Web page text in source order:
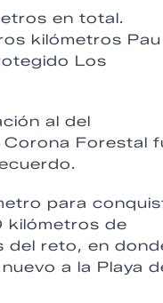
en total.
kilómetros Pau
Los
al del
Forestal
para
kilómetros de
del reto, en
a la Playa